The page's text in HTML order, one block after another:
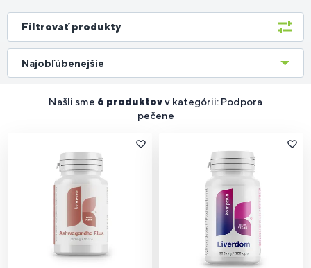
Filtrovať produkty
Našli sme 6 produktovv kategórii: Podpora
pečene
Najobľúbenejšie